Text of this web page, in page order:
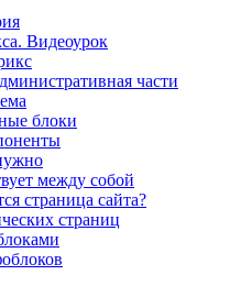
Видеоурок
части
блоки
между собой
страница сайта?
страниц